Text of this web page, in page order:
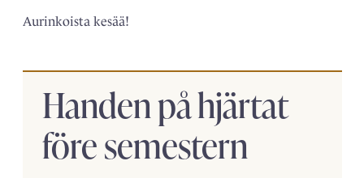
Aurinkoista kesää!
Handen på hjärtat
före semestern